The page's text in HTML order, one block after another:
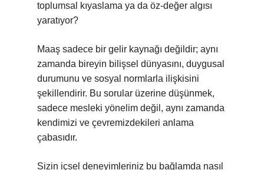
toplumsal kıyaslama ya da öz-değer algısı
yaratıyor?
Maaş sadece bir gelir kaynağı değildir; aynı
zamanda bireyin bilişsel dünyasını, duygusal
durumunu ve sosyal normlarla ilişkisini
şekillendirir. Bu sorular üzerine düşünmek,
sadece mesleki yönelim değil, aynı zamanda
kendimizi ve çevremizdekileri anlama
çabasıdır.
Sizin içsel deneyimleriniz bu bağlamda nasıl